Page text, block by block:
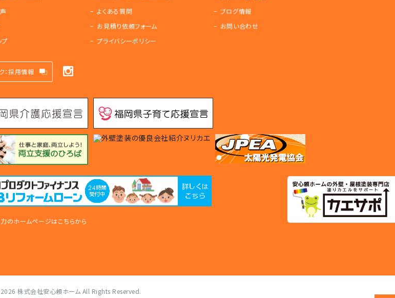
よくある質問
ブログ情報
お見積り依頼フォーム
お問い合わせ
プ
プライバシーポリシー
：採用情報
のホームページはこちらから
株式会社安心頼ホーム All Rights Reserved.